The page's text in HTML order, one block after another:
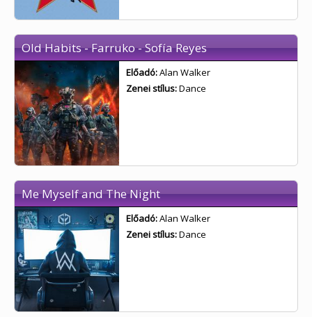
Old Habits - Farruko - Sofía Reyes
Előadó:Alan Walker
Zenei stílus:Dance
Me Myself and The Night
Előadó:Alan Walker
Zenei stílus:Dance